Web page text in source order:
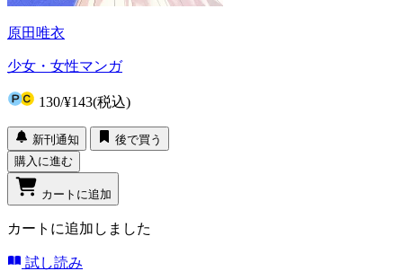
原田唯衣
少女・女性マンガ
130/¥143(税込)
新刊通知
後で買う
購入に進む
カートに追加
カートに追加しました
試し読み